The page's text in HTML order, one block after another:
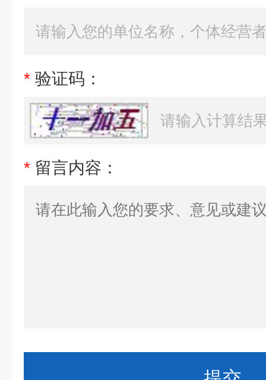
* 验证码：
* 留言内容：